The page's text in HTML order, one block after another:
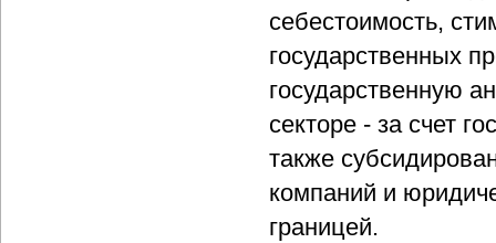
себестоимость,
государственных
государственную
секторе - за счет
также
компаний и
границей.